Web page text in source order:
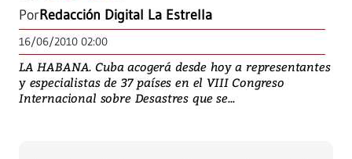
PorRedacción Digital La Estrella
16/06/2010 02:00
LA HABANA. Cuba acogerá desde hoy a representantes
y especialistas de 37 países en el VIII Congreso
Internacional sobre Desastres que se...